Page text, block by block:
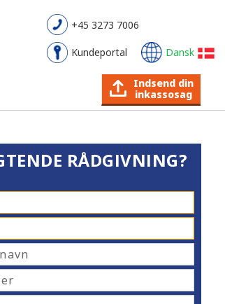
+45 3273 7006
Kundeportal Dansk
Indsend din
inkassosag
RÅDGIVNING?